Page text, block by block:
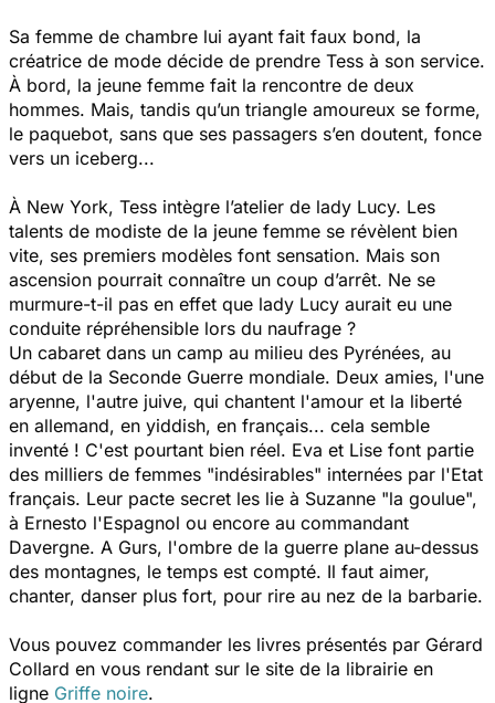
Sa femme de chambre lui ayant fait faux bond, la
créatrice de mode décide de prendre Tess à son service.
À bord, la jeune femme fait la rencontre de deux
hommes. Mais, tandis qu’un triangle amoureux se forme,
le paquebot, sans que ses passagers s’en doutent, fonce
vers un iceberg...
À New York, Tess intègre l’atelier de lady Lucy. Les
talents de modiste de la jeune femme se révèlent bien
vite, ses premiers modèles font sensation. Mais son
ascension pourrait connaître un coup d’arrêt. Ne se
murmure-t-il pas en effet que lady Lucy aurait eu une
conduite répréhensible lors du naufrage ?
Un cabaret dans un camp au milieu des Pyrénées, au
début de la Seconde Guerre mondiale. Deux amies, l'une
aryenne, l'autre juive, qui chantent l'amour et la liberté
en allemand, en yiddish, en français... cela semble
inventé ! C'est pourtant bien réel. Eva et Lise font partie
des milliers de femmes "indésirables" internées par l'Etat
français. Leur pacte secret les lie à Suzanne "la goulue",
à Ernesto l'Espagnol ou encore au commandant
Davergne. A Gurs, l'ombre de la guerre plane au-dessus
des montagnes, le temps est compté. Il faut aimer,
chanter, danser plus fort, pour rire au nez de la barbarie.
Vous pouvez commander les livres présentés par Gérard
Collard en vous rendant sur le site de la librairie en
ligne Griffe noire.